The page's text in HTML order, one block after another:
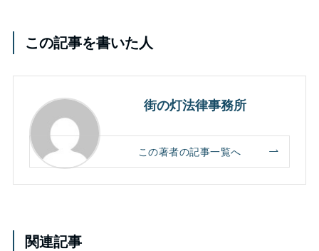
この記事を書いた人
街の灯法律事務所
この著者の記事一覧へ
関連記事